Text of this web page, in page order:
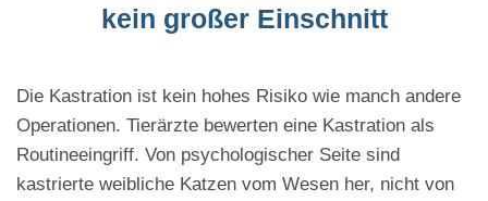
kein großer Einschnitt
Die Kastration ist kein hohes Risiko wie manch andere
Operationen. Tierärzte bewerten eine Kastration als
Routineeingriff. Von psychologischer Seite sind
kastrierte weibliche Katzen vom Wesen her, nicht von